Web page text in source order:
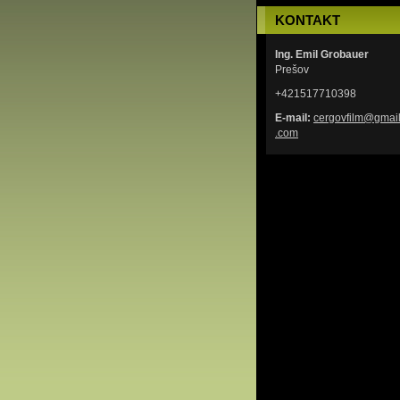
KONTAKT
Ing. Emil Grobauer
Prešov
+421517710398
E-mail: cergovfi lm@gmail
.com